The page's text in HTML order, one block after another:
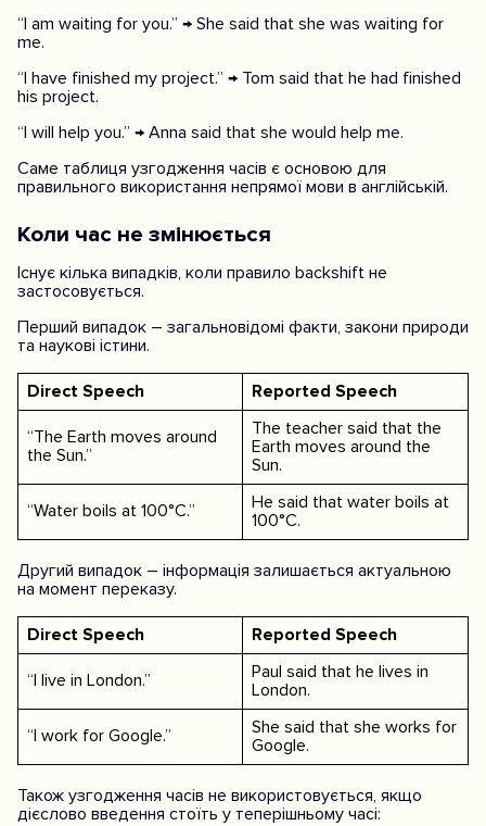
“I am waiting for you.” → She said that she was waiting for
me.
“I have finished my project.” → Tom said that he had finished
his project.
“I will help you.” → Anna said that she would help me.
Саме таблиця узгодження часів є основою для
правильного використання непрямої мови в англійській.
Коли час не змінюється
Існує кілька випадків, коли правило backshift не
застосовується.
Перший випадок – загальновідомі факти, закони природи
та наукові істини.
Direct Speech Reported Speech
“The Earth moves around
the Sun.”
The teacher said that the
Earth moves around the
Sun.
“Water boils at 100°C.”
He said that water boils at
100°C.
Другий випадок – інформація залишається актуальною
на момент переказу.
Direct Speech Reported Speech
“I live in London.”
Paul said that he lives in
London.
“I work for Google.”
She said that she works for
Google.
Також узгодження часів не використовується, якщо
дієслово введення стоїть у теперішньому часі: